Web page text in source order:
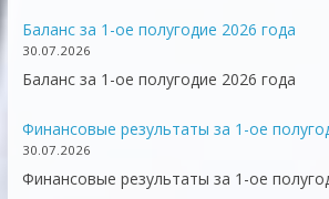
Баланс за 1-ое полугодие 2026 года
30.07.2026
Баланс за 1-ое полугодие 2026 года
Финансовые результаты за 1-ое
30.07.2026
Финансовые результаты за 1-ое